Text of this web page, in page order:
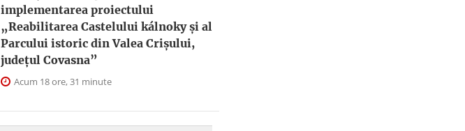
implementarea proiectului
„Reabilitarea Castelului kálnoky și al
Parcului istoric din Valea Crișului,
județul Covasna”
Acum 18 ore, 31 minute